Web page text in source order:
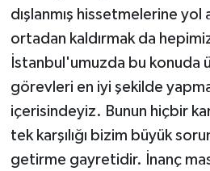
dışlanmış hissetmelerine
ortadan kaldırmak da
İstanbul'umuzda bu konuda
görevleri en iyi şekilde
içerisindeyiz. Bunun hiçbir
tek karşılığı bizim büyük
getirme gayretidir. İnanç